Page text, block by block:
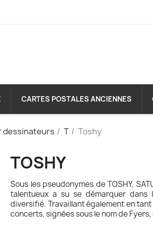
CARTES POSTALES ANCIENNES
dessinateurs T Toshy
TOSHY
Sous les pseudonymes de TOSHY,
talentueux a su se démarquer
diversifié. Travaillant également en
concerts, signées sous le nom de